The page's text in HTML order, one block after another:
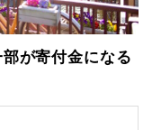
が寄付金になる